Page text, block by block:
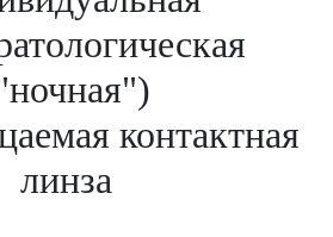
контактная
линза